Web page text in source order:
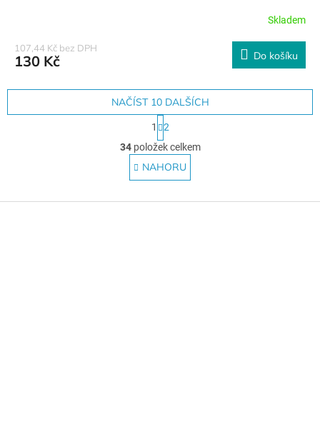
Skladem
107,44 Kč bez DPH
130 Kč Do košíku
O
v
l
á
NAČÍST 10 DALŠÍCH
S
t
r
á
n
k
v
1
2
34položek celkem
NAHORU
Z